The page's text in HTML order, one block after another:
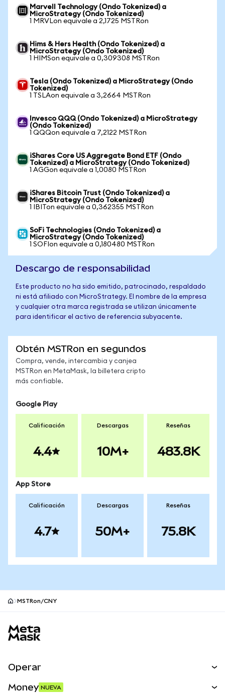
Marvell Technology (Ondo Tokenized) a
MicroStrategy (Ondo Tokenized)
1 MRVLon equivale a 2,1725 MSTRon
Hims & Hers Health (Ondo Tokenized) a
MicroStrategy (Ondo Tokenized)
1 HIMSon equivale a 0,309308 MSTRon
Tesla (Ondo Tokenized) a MicroStrategy (Ondo
Tokenized)
1 TSLAon equivale a 3,2664 MSTRon
Invesco QQQ (Ondo Tokenized) a MicroStrategy
(Ondo Tokenized)
1 QQQon equivale a 7,2122 MSTRon
iShares Core US Aggregate Bond ETF (Ondo
Tokenized) a MicroStrategy (Ondo Tokenized)
1 AGGon equivale a 1,0080 MSTRon
iShares Bitcoin Trust (Ondo Tokenized) a
MicroStrategy (Ondo Tokenized)
1 IBITon equivale a 0,362355 MSTRon
SoFi Technologies (Ondo Tokenized) a
MicroStrategy (Ondo Tokenized)
1 SOFIon equivale a 0,180480 MSTRon
Descargo de responsabilidad
Este producto no ha sido emitido, patrocinado, respaldado
ni está afiliado con MicroStrategy. El nombre de la empresa
y cualquier otra marca registrada se utilizan únicamente
para identificar el activo de referencia subyacente.
Obtén MSTRon en segundos
Compra, vende, intercambia y canjea
MSTRon en MetaMask, la billetera cripto
más confiable.
Google Play
Calificación
4.4
Descargas
10M+
Reseñas
483.8K
App Store
Calificación
4.7
Descargas
50M+
Reseñas
75.8K
MSTRon/CNY
Operar
Money NUEVA